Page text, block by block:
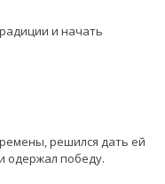
и начать
решился дать ей
одержал победу.